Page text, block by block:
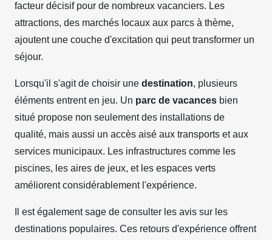
facteur décisif pour de nombreux vacanciers. Les
attractions, des marchés locaux aux parcs à thème,
ajoutent une couche d'excitation qui peut transformer un
séjour.
Lorsqu'il s'agit de choisir une destination, plusieurs
éléments entrent en jeu. Un parc de vacances bien
situé propose non seulement des installations de
qualité, mais aussi un accès aisé aux transports et aux
services municipaux. Les infrastructures comme les
piscines, les aires de jeux, et les espaces verts
améliorent considérablement l'expérience.
Il est également sage de consulter les avis sur les
destinations populaires. Ces retours d'expérience offrent